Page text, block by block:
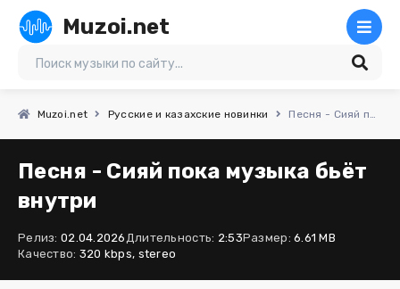
Muzoi.net
Muzoi.net Русские и казахские новинки Песня - Сияй пока музыка бьёт внутри
Песня - Сияй пока музыка бьёт
внутри
Релиз: 02.04.2026Длительность: 2:53Размер: 6.61 MB
Качество: 320 kbps, stereo